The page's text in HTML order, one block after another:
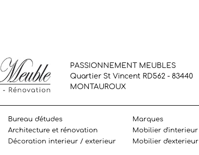
PASSIONNEMENT MEUBLES
Quartier St Vincent RD562 - 83440
MONTAUROUX
Bureau d'études
Architecture et rénovation
Décoration interieur / exterieur
Marques
Mobilier d'interieur
Mobilier d'exterieur